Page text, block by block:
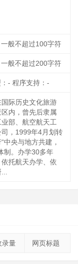
一般不超过100字符
一般不超过200字符
- 程序支持：-
际历史文化旅游
内，曾先后隶属
部、航空航天工
，1999年4月划转
中央与地方共建，
制。办学30多年
托航天办学、依
录量 网页标题